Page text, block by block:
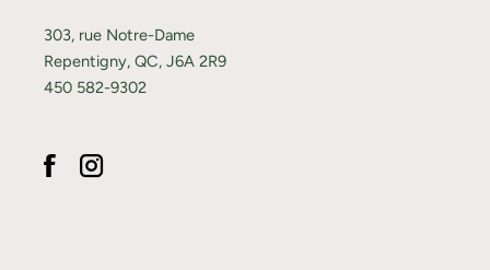
303, rue Notre-Dame
Repentigny, QC, J6A 2R9
450 582-9302